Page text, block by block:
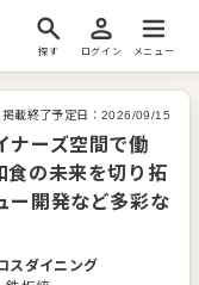
探す ログイン メニュー
掲載終了予定日： 2026/09/15
ナーズ空間で働
食の未来を切り拓
ー開発など多彩な
スダイニング